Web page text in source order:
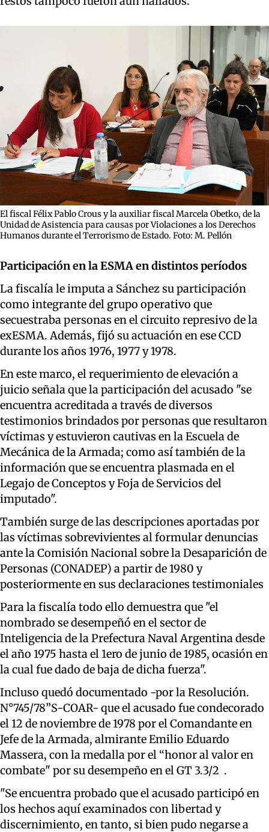
El fiscal Félix Pablo Crous y la auxiliar fiscal Marcela Obetko, de la
Unidad de Asistencia para causas por Violaciones a los Derechos
Humanos durante el Terrorismo de Estado. Foto: M. Pellón
Participación en la ESMA en distintos períodos
La fiscalía le imputa a Sánchez su participación
como integrante del grupo operativo que
secuestraba personas en el circuito represivo de la
exESMA. Además, fijó su actuación en ese CCD
durante los años 1976, 1977 y 1978.
En este marco, el requerimiento de elevación a
juicio señala que la participación del acusado "se
encuentra acreditada a través de diversos
testimonios brindados por personas que resultaron
víctimas y estuvieron cautivas en la Escuela de
Mecánica de la Armada; como así también de la
información que se encuentra plasmada en el
Legajo de Conceptos y Foja de Servicios del
imputado".
También surge de las descripciones aportadas por
las víctimas sobrevivientes al formular denuncias
ante la Comisión Nacional sobre la Desaparición de
Personas (CONADEP) a partir de 1980 y
posteriormente en sus declaraciones testimoniales
Para la fiscalía todo ello demuestra que "el
nombrado se desempeñó en el sector de
Inteligencia de la Prefectura Naval Argentina desde
el año 1975 hasta el 1ero de junio de 1985, ocasión en
la cual fue dado de baja de dicha fuerza".
Incluso quedó documentado -por la Resolución.
N°745/78”S-COAR- que el acusado fue condecorado
el 12 de noviembre de 1978 por el Comandante en
Jefe de la Armada, almirante Emilio Eduardo
Massera, con la medalla por el “honor al valor en
combate" por su desempeño en el GT 3.3/2 .
"Se encuentra probado que el acusado participó en
los hechos aquí examinados con libertad y
discernimiento, en tanto, si bien pudo negarse a